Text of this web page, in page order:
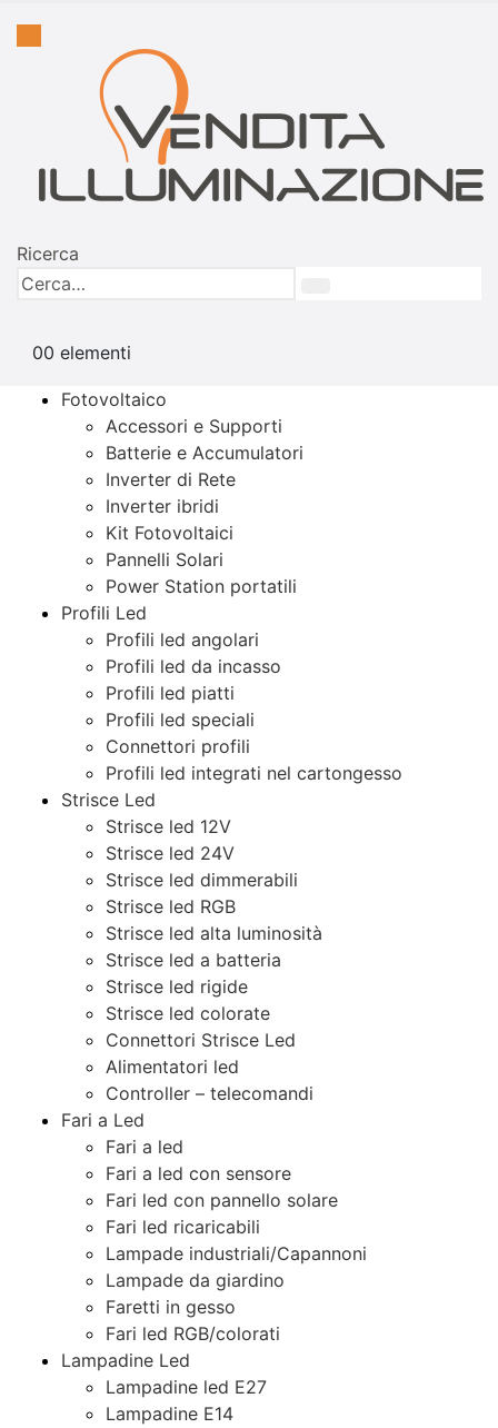
Ricerca
00 elementi
Fotovoltaico
Accessori e Supporti
Batterie e Accumulatori
Inverter di Rete
Inverter ibridi
Kit Fotovoltaici
Pannelli Solari
Power Station portatili
Profili Led
Profili led angolari
Profili led da incasso
Profili led piatti
Profili led speciali
Connettori profili
Profili led integrati nel cartongesso
Strisce Led
Strisce led 12V
Strisce led 24V
Strisce led dimmerabili
Strisce led RGB
Strisce led alta luminosità
Strisce led a batteria
Strisce led rigide
Strisce led colorate
Connettori Strisce Led
Alimentatori led
Controller – telecomandi
Fari a Led
Fari a led
Fari a led con sensore
Fari led con pannello solare
Fari led ricaricabili
Lampade industriali/Capannoni
Lampade da giardino
Faretti in gesso
Fari led RGB/colorati
Lampadine Led
Lampadine led E27
Lampadine E14